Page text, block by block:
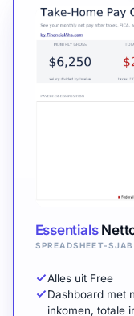
Essentials
SPREADSHEET-
Alles uit Free
Dashboard met
inkomen, totale